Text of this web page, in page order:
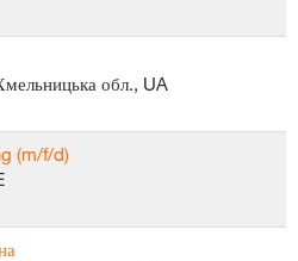
обл., UA
(m/f/d)